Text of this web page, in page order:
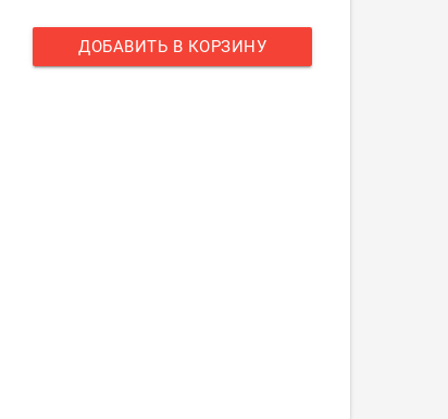
ДОБАВИТЬ В КОРЗИНУ